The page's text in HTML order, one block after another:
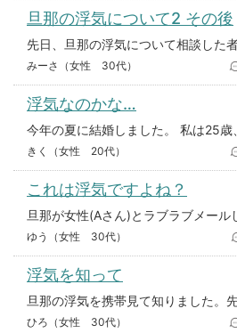
旦那の浮気について2 その後
みーさ（女性 30代）
浮気なのかな…
きく（女性 20代）
これは浮気ですよね？
ゆう（女性 30代）
浮気を知って
ひろ（女性 30代）